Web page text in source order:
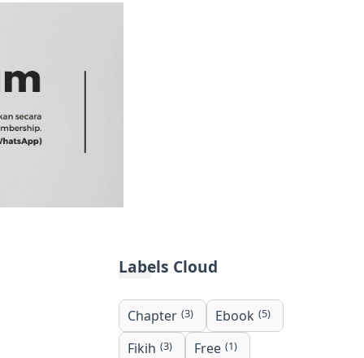
Labels Cloud
Chapter (3) Ebook (5)
Fikih (3) Free (1)